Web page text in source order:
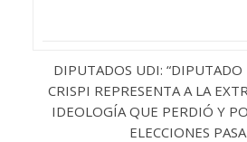
DIPUTADOS UDI: “DIPUTADO
CRISPI REPRESENTA A LA
IDEOLOGÍA QUE PERDIÓ Y
ELECCIONES